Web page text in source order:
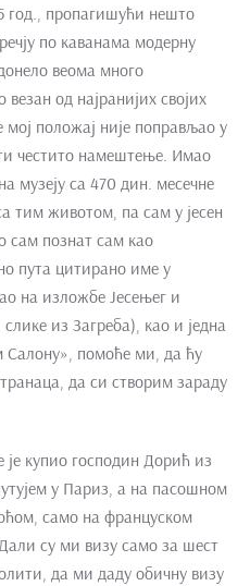
год., пропагишући нешто
по каванама модерну
веома много
од најранијих својих
положај није поправљао у
честито намештење. Имао
музеју са 470 дин. месечне
тим животом, па сам у јесен
сам познат сам као
пута цитирано име у
на изложбе Јесењег и
из Загреба), као и једна
Салону», помоће ми, да ћу
да си створим зараду
купио господин Дорић из
у Париз, а на пасошном
само на француском
су ми визу само за шест
да ми даду обичну визу